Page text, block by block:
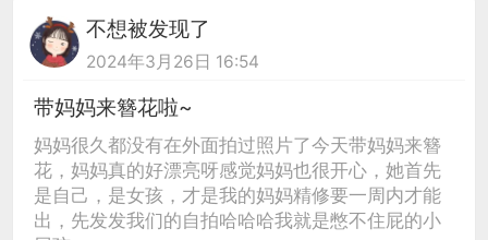
不想被发现了
2024年3月26日 16:54
带妈妈来簪花啦~
妈妈很久都没有在外面拍过照片了今天带妈妈来簪
花，妈妈真的好漂亮呀感觉妈妈也很开心，她首先
是自己，是女孩，才是我的妈妈精修要一周内才能
出，先发发我们的自拍哈哈哈我就是憋不住屁的小